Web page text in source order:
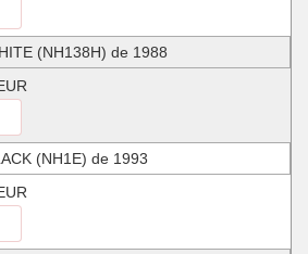
(NH138H) de 1988
(NH1E) de 1993